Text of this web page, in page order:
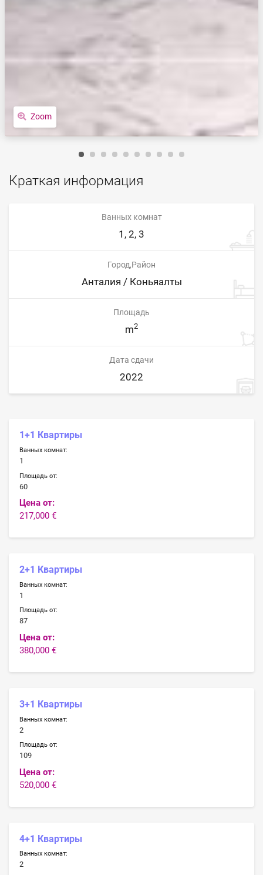
Zoom
Краткая информация
Ванных комнат
1, 2, 3
Город,Район
Анталия / Коньяалты
Площадь
m2
Дата сдачи
2022
1+1 Квартиры
Ванных комнат:
1
Площадь от:
60
Цена от:
217,000 €
2+1 Квартиры
Ванных комнат:
1
Площадь от:
87
Цена от:
380,000 €
3+1 Квартиры
Ванных комнат:
2
Площадь от:
109
Цена от:
520,000 €
4+1 Квартиры
Ванных комнат:
2